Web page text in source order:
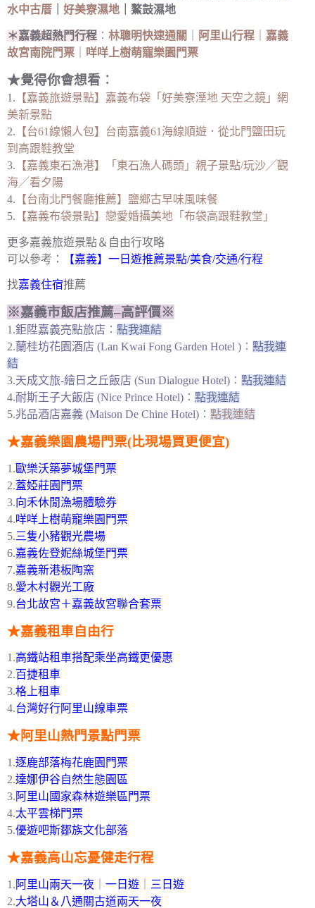
水中古厝
好美寮濕地 ｜鰲鼓濕地
＊嘉義超熱門行程 ︰ 林聰明快速通關 阿里山行程
嘉義
故宮南院門票
咩咩上樹萌寵樂園門票
★覺得你會想看︰
1. 【嘉義旅遊景點】嘉義布袋「好美寮溼地 天空之鏡」網
美新景點
2. 【台61線懶人包】台南嘉義61海線順遊．從北門鹽田玩
到高跟鞋教堂
3. 【嘉義東石漁港】「東石漁人碼頭」親子景點/玩沙╱觀
海╱看夕陽
4. 【台南北門餐廳推薦】鹽鄉古早味風味餐
5. 【嘉義布袋景點】戀愛婚攝美地「布袋高跟鞋教堂」
更多嘉義旅遊景點＆自由行攻略
可以參考：
【嘉義】一日遊推薦景點/美食/交通/行程
找嘉義住宿推薦
※嘉義市飯店推薦–高評價※
1.鉅陞嘉義亮點旅店 ︰ 點我連結
2.蘭桂坊花園酒店 (Lan Kwai Fong Garden Hotel ) ︰ 點我連
結
3.天成文旅-繪日之丘飯店 (Sun Dialogue Hotel) ︰ 點我連結
4.耐斯王子大飯店 (Nice Prince Hotel) ︰ 點我連結
5.兆品酒店嘉義 (Maison De Chine Hotel) ︰ 點我連結
★嘉義樂園農場門票(比現場買更便宜)
1.歐樂沃築夢城堡門票
2.蓋婭莊園門票
3.向禾休閒漁場體驗券
4.咩咩上樹萌寵樂園門票
5.三隻小豬觀光農場
6.嘉義佐登妮絲城堡門票
7.嘉義新港板陶窯
8.愛木村觀光工廠
9.台北故宮＋嘉義故宮聯合套票
★嘉義租車自由行
1.高鐵站租車搭配乘坐高鐵更優惠
2.百捷租車
3.格上租車
4.台灣好行阿里山線車票
★阿里山熱門景點門票
1.逐鹿部落梅花鹿園門票
2.達娜伊谷自然生態園區
3. 阿里山國家森林遊樂區門票
4.太平雲梯門票
5.優遊吧斯鄒族文化部落
★嘉義高山忘憂健走行程
1. 阿里山兩天一夜 一日遊
三日遊
2.大塔山＆八通關古道兩天一夜